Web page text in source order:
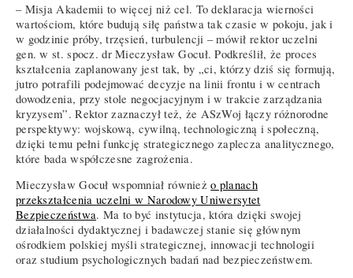
– Misja Akademii to więcej niż cel. To deklaracja wierności
wartościom, które budują siłę państwa tak czasie w pokoju, jak i
w godzinie próby, trzęsień, turbulencji – mówił rektor uczelni
gen. w st. spocz. dr Mieczysław Gocuł. Podkreślił, że proces
kształcenia zaplanowany jest tak, by „ci, którzy dziś się formują,
jutro potrafili podejmować decyzje na linii frontu i w centrach
dowodzenia, przy stole negocjacyjnym i w trakcie zarządzania
kryzysem”. Rektor zaznaczył też, że ASzWoj łączy różnorodne
perspektywy: wojskową, cywilną, technologiczną i społeczną,
dzięki temu pełni funkcję strategicznego zaplecza analitycznego,
które bada współczesne zagrożenia.
Mieczysław Gocuł wspomniał równieżo planach
przekształcenia uczelni w Narodowy Uniwersytet
Bezpieczeństwa. Ma to być instytucja, która dzięki swojej
działalności dydaktycznej i badawczej stanie się głównym
ośrodkiem polskiej myśli strategicznej, innowacji technologii
oraz studium psychologicznych badań nad bezpieczeństwem.